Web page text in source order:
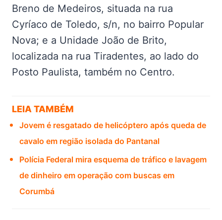
Breno de Medeiros, situada na rua
Cyríaco de Toledo, s/n, no bairro Popular
Nova; e a Unidade João de Brito,
localizada na rua Tiradentes, ao lado do
Posto Paulista, também no Centro.
LEIA TAMBÉM
Jovem é resgatado de helicóptero após queda de
cavalo em região isolada do Pantanal
Polícia Federal mira esquema de tráfico e lavagem
de dinheiro em operação com buscas em
Corumbá